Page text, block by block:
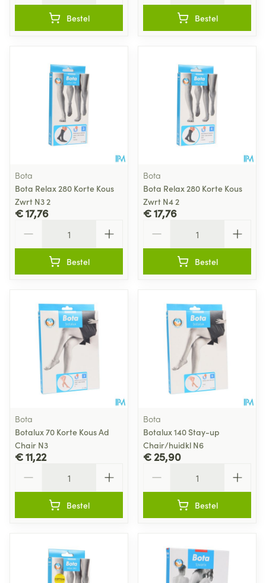
Bestel Bestel
Bota
Bota Relax 280 Korte Kous
Zwrt N3 2
€ 17,76
Bestel
Bota
Bota Relax 280 Korte Kous
Zwrt N4 2
€ 17,76
Bestel
Bota
Botalux 70 Korte Kous Ad
Chair N3
€ 11,22
Bestel
Bota
Botalux 140 Stay-up
Chair/huidkl N6
€ 25,90
Bestel